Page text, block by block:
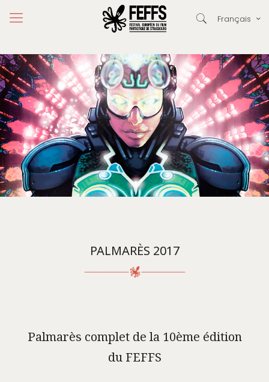
Français
PALMARÈS 2017
Palmarès complet de la 10ème édition
du FEFFS